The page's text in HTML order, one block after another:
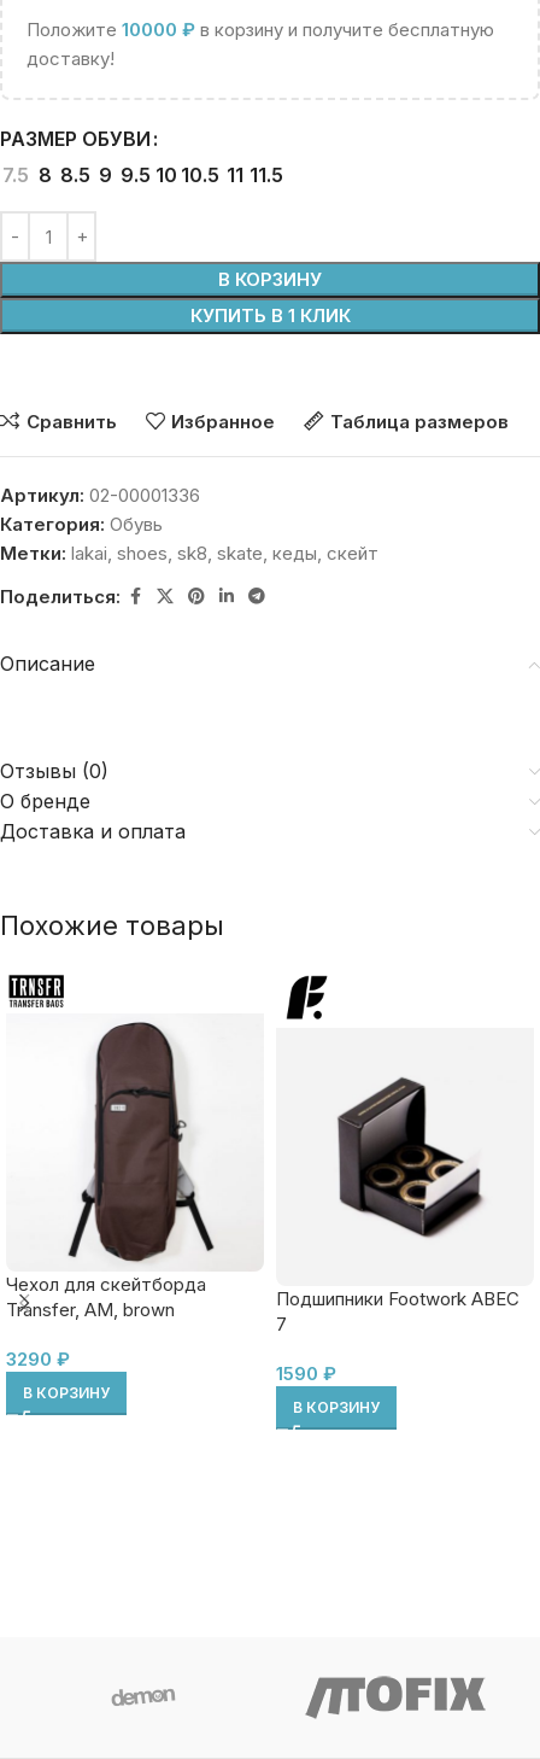
Положите 10000 ₽ в корзину и получите бесплатную
доставку!
РАЗМЕР ОБУВИ
7.5 8 8.5 9 9.5 10 10.5 11 11.5
В КОРЗИНУ
КУПИТЬ В 1 КЛИК
Сравнить Избранное Таблица размеров
Артикул: 02-00001336
Категория: Обувь
Метки: lakai, shoes, sk8, skate, кеды, скейт
Поделиться:
Описание
Отзывы (0)
О бренде
Доставка и оплата
Похожие товары
Чехол для скейтборда
Transfer, AM, brown
3290 ₽
В КОРЗИНУ
Подшипники Footwork ABEC
7
1590 ₽
В КОРЗИНУ